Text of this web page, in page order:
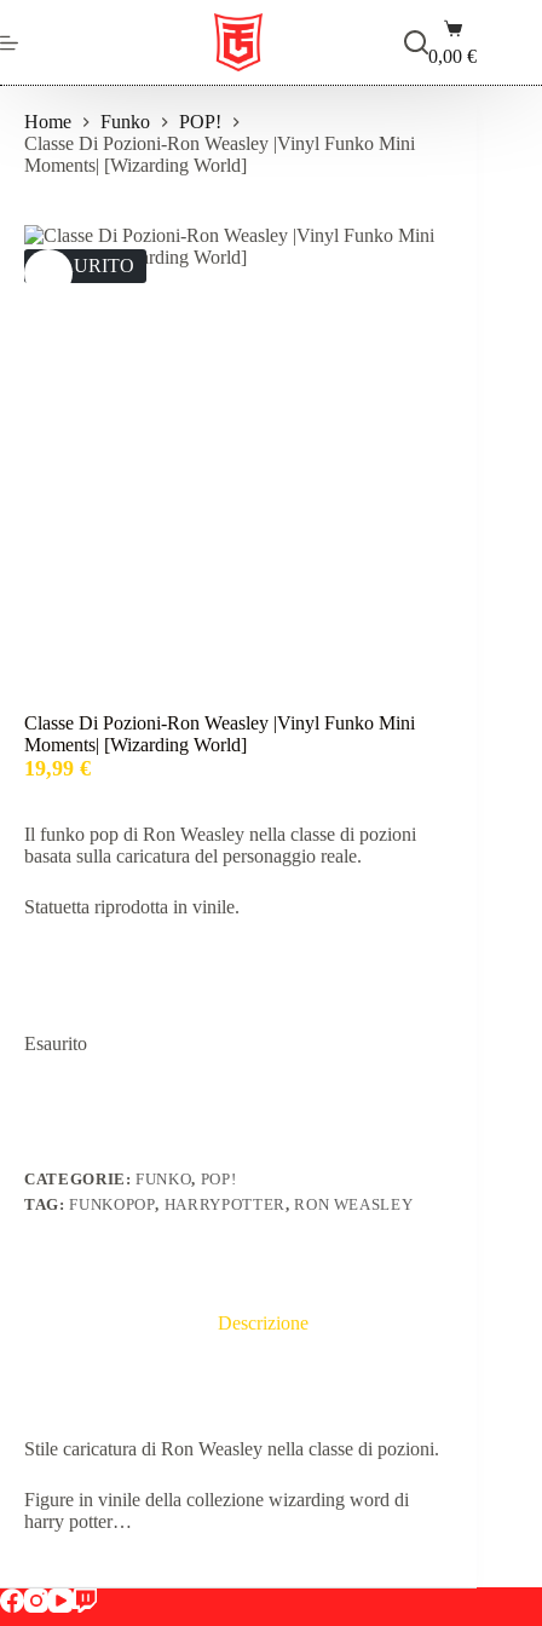
al
contenuto
Carrello
0,00€
Home Funko
POP!
Classe Di Pozioni-Ron Weasley |Vinyl Funko Mini
Moments| [Wizarding World]
ESAURITO
Classe Di Pozioni-Ron Weasley |Vinyl Funko Mini
Moments| [Wizarding World]
19,99 €
Il funko pop di Ron Weasley nella classe di pozioni
basata sulla caricatura del personaggio reale.
Statuetta riprodotta in vinile.
Esaurito
CATEGORIE:FUNKO, POP!
TAG:FUNKOPOP, HARRYPOTTER,RON WEASLEY
Descrizione
Stile caricatura di Ron Weasley nella classe di pozioni.
Figure in vinile della collezione wizarding word di
harry potter…